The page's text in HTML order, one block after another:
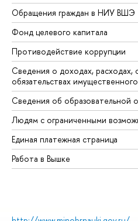
Обращения граждан в НИУ ВШЭ
Фонд целевого капитала
Противодействие коррупции
Сведения о доходах, расходах,
обязательствах
Сведения об образовательной
Людям с ограниченными
Единая платежная страница
Работа в Вышке